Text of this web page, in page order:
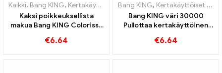
Kaikki, Bang KING, Kertakäyttöiset sähkösavukkeet Liettua ,
Kaksi poikkeuksellista
makua Bang KING Colorissa
mustikka Vadelma
€6.64
Bang KING, Kertakäyttöiset sähkösavukkeet Liettua
Bang KING väri 30000
Pullottaa kertakäyttöinen
makua Red Bull Energy
€6.64